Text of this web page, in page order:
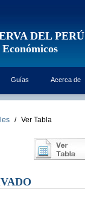
DEL PERÚ
Guías Acerca de
/ Ver Tabla